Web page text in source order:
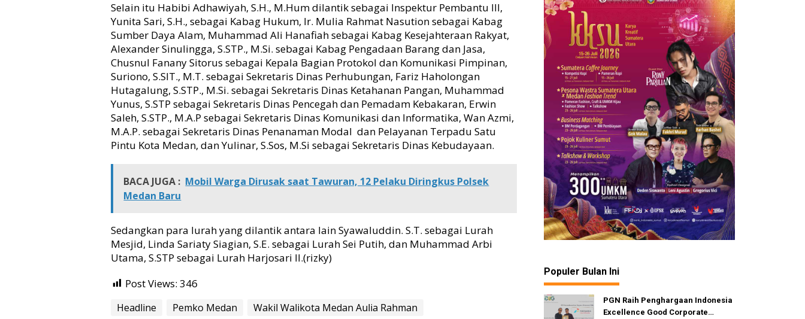
a
a
k
a
T
i
d
a
k
R
a
k
a
K
e
h
a
i
a
Selain itu Habibi Adhawiyah, S.H., M.Hum dilantik sebagai Inspektur Pembantu III,
Yunita Sari, S.H., sebagai Kabag Hukum, Ir. Mulia Rahmat Nasution sebagai Kabag
Sumber Daya Alam, Muhammad Ali Hanafiah sebagai Kabag Kesejahteraan Rakyat,
Alexander Sinulingga, S.STP., M.Si. sebagai Kabag Pengadaan Barang dan Jasa,
Chusnul Fanany Sitorus sebagai Kepala Bagian Protokol dan Komunikasi Pimpinan,
Suriono, S.SIT., M.T. sebagai Sekretaris Dinas Perhubungan, Fariz Haholongan
Hutagalung, S.STP., M.Si. sebagai Sekretaris Dinas Ketahanan Pangan, Muhammad
Yunus, S.STP sebagai Sekretaris Dinas Pencegah dan Pemadam Kebakaran, Erwin
Saleh, S.STP., M.A.P sebagai Sekretaris Dinas Komunikasi dan Informatika, Wan Azmi,
M.A.P. sebagai Sekretaris Dinas Penanaman Modal dan Pelayanan Terpadu Satu
Pintu Kota Medan, dan Yulinar, S.Sos, M.Si sebagai Sekretaris Dinas Kebudayaan.
BACA JUGA : Mobil Warga Dirusak saat Tawuran, 12 Pelaku Diringkus Polsek
Medan Baru
Sedangkan para lurah yang dilantik antara lain Syawaluddin. S.T. sebagai Lurah
Mesjid, Linda Sariaty Siagian, S.E. sebagai Lurah Sei Putih, dan Muhammad Arbi
Utama, S.STP sebagai Lurah Harjosari II.(rizky)
Post Views: 346
Headline Pemko Medan
Wakil Walikota Medan Aulia Rahman
Populer Bulan Ini
PGN Raih Penghargaan Indonesia
Excellence Good Corporate